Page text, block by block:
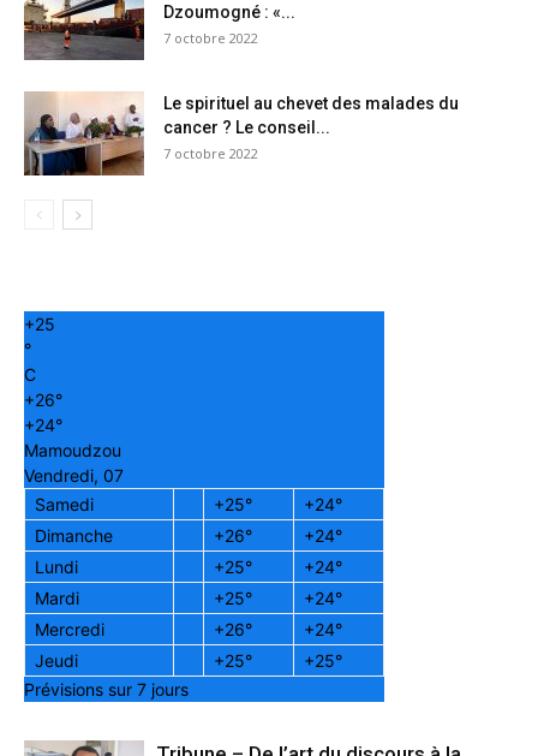
Dzoumogné : «...
7 octobre 2022
Le spirituel au chevet des malades du
cancer ? Le conseil...
7 octobre 2022
+25
°
C
+26°
+24°
Mamoudzou
Vendredi, 07
Samedi
+25° +24°
Dimanche
+26° +24°
Lundi
+25° +24°
Mardi
+25° +24°
Mercredi
+26° +24°
Jeudi
+25° +25°
Prévisions sur 7 jours